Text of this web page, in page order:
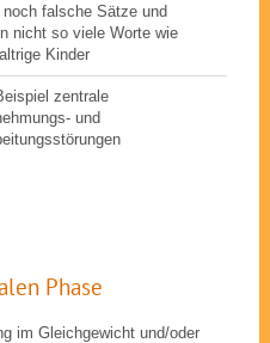
noch falsche Sätze und
nicht so viele Worte wie
Kinder
zentrale
und
Phase
im Gleichgewicht und/oder